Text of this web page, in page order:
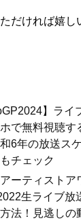
だければ嬉し
】ライ
で無料視聴す
6年の放送ス
チェック
ーティストア
生ライブ放
法！見逃しの